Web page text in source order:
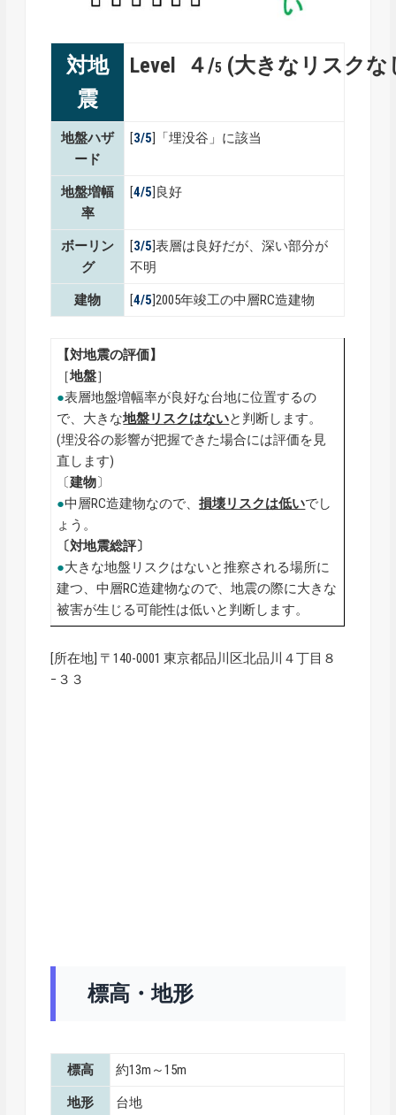
対地
震
Level ４/5 (大きなリスクな
地盤ハザ
ード
[3/5]「埋没谷」に該当
地盤増幅
率
[4/5]良好
ボーリン
グ
[3/5]表層は良好だが、深い部分が
不明
建物 [4/5]2005年竣工の中層RC造建物
【対地震の評価】
［地盤］
●表層地盤増幅率が良好な台地に位置するの
で、大きな地盤リスクはないと判断します。
(埋没谷の影響が把握できた場合には評価を見
直します)
〔建物〕
●中層RC造建物なので、損壊リスクは低いでし
ょう。
〔対地震総評〕
●大きな地盤リスクはないと推察される場所に
建つ、中層RC造建物なので、地震の際に大きな
被害が生じる可能性は低いと判断します。
[所在地] 〒140-0001 東京都品川区北品川４丁目８
−３３
標高・地形
標高 約13m～15m
地形 台地